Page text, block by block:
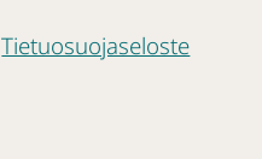
Tietuosuojaseloste